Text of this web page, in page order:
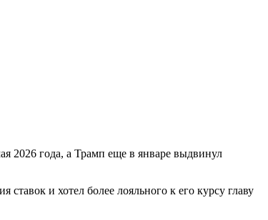
2026 года, а Трамп еще в январе выдвинул
и хотел более лояльного к его курсу главу